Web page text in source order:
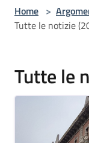
Home >
Tutte le notizie
Tutte le